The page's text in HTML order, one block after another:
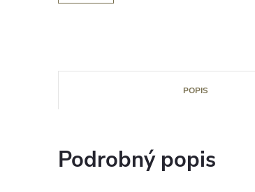
POPIS
Podrobný popis